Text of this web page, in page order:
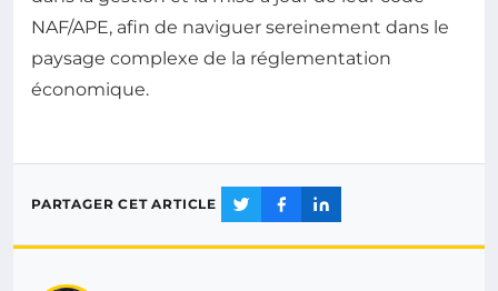
NAF/APE, afin de naviguer sereinement dans le
paysage complexe de la réglementation
économique.
PARTAGER CET ARTICLE